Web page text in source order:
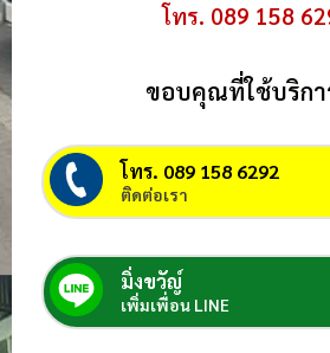
โทร. 089 158
ขอบคุณที่ใช้บริก
โทร. 089 158 6292
ติดต่อเรา
มิ่งขวัญ์
เพิ่มเพื่อน LINE